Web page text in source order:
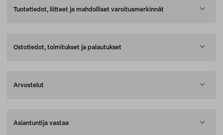
Tuotetiedot, liitteet ja mahdolliset varoitusmerkinnät
Ostotiedot, toimitukset ja palautukset
Arvostelut
Asiantuntija vastaa